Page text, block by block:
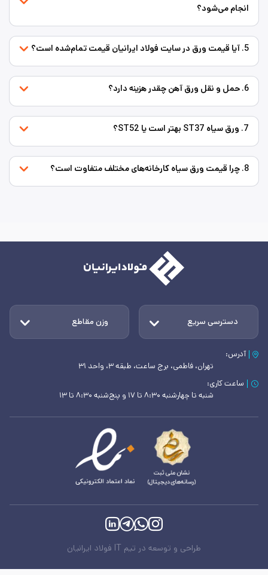
انجام می‌شود؟
5. آیا قیمت ورق در سایت فولاد ایرانیان قیمت تمام‌شده است؟
6. حمل و نقل ورق آهن چقدر هزینه دارد؟
7. ورق سیاه ST37 بهتر است یا ST52؟
8. چرا قیمت ورق سیاه کارخانه‌های مختلف متفاوت است؟
دسترسی سریع وزن مقاطع
آدرس:
تهران، فاطمی، برج ساعت، طبقه ۳، واحد ۳۱
ساعت کاری:
شنبه تا چهارشنبه ۸:۳۰ تا ۱۷ و پنج‌شنبه ۸:۳۰ تا ۱۳
طراحی و توسعه در تیم IT فولاد ایرانیان